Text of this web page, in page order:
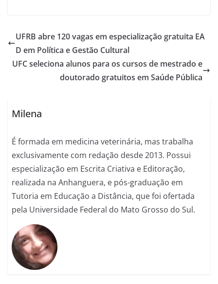
UFRB abre 120 vagas em especialização gratuita EA
D em Política e Gestão Cultural
UFC seleciona alunos para os cursos de mestrado e
doutorado gratuitos em Saúde Pública
Milena
É formada em medicina veterinária, mas trabalha
exclusivamente com redação desde 2013. Possui
especialização em Escrita Criativa e Editoração,
realizada na Anhanguera, e pós-graduação em
Tutoria em Educação a Distância, que foi ofertada
pela Universidade Federal do Mato Grosso do Sul.